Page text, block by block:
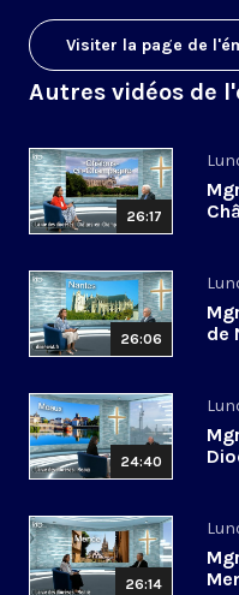
Visiter la page de
Autres vidéos de
26:17
26:06
de
24:40
26:14